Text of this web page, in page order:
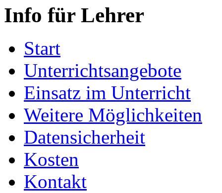
Info für Lehrer
Start
Unterrichtsangebote
Einsatz im Unterricht
Weitere Möglichkeiten
Datensicherheit
Kosten
Kontakt